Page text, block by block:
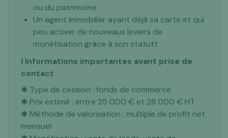
ou du patrimoine.
Un agent immobilier ayant déjà sa carte et qui
peu activer de nouveaux leviers de
monétisation grâce à son statutt
ℹ️ Informations importantes avant prise de
contact
✱ Type de cession : fonds de commerce
✱ Prix estimé : entre 25 000 € et 28 000 € HT
✱ Méthode de valorisation : multiple de profit net
mensuel